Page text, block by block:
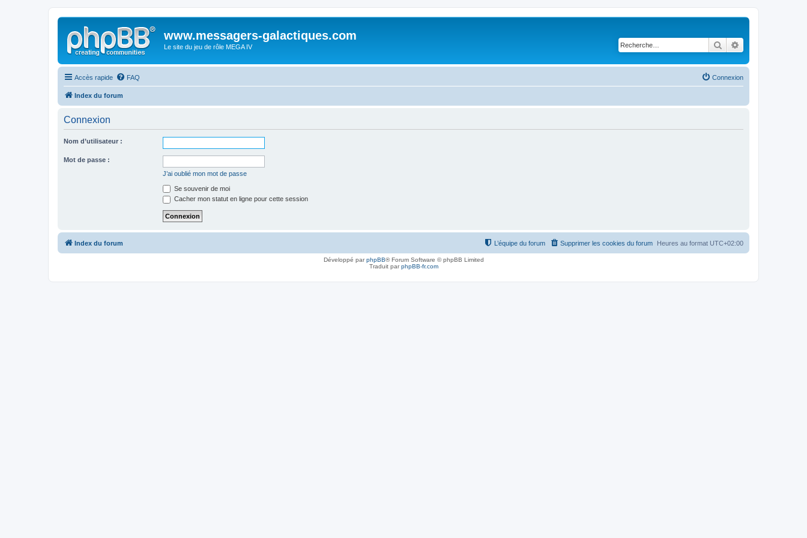
www.messagers-galactiques.com
Le site du jeu de rôle MEGA IV Rechercher
Accès rapide FAQ Connexion
Index du forum
Connexion
Nom d’utilisateur :
Mot de passe :
J’ai oublié mon mot de passe
Se souvenir de moi
Cacher mon statut en ligne pour cette session
Index du forum Heures au format UTC+02:00
Supprimer les cookies du forum
L’équipe du forum
Développé parphpBB® Forum Software © phpBB Limited
Traduit parphpBB-fr.com